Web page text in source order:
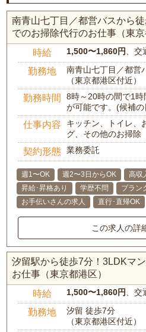
南青山七丁目／都営バスから
でのお掃除代行のお仕事（東京
時給 1,500〜1,860円 、
勤務地
南青山七丁目／都営
（東京都港区付近）
勤務時間
8時～20時の間で1時
が可能です。(候補
仕事内容
キッチン、トイレ、
グ、その他のお掃除
契約形態 業務委託
週1〜OK 週2〜3日からOK 高収
昇給･昇格あり
学歴不問 ブラン
お手伝いさんの求人
直行･直帰OK
この求人の詳
汐留駅から徒歩7分！3LDKマ
お仕事（東京都港区）
時給 1,500〜1,860円 、
勤務地
汐留 徒歩7分
（東京都港区付近）